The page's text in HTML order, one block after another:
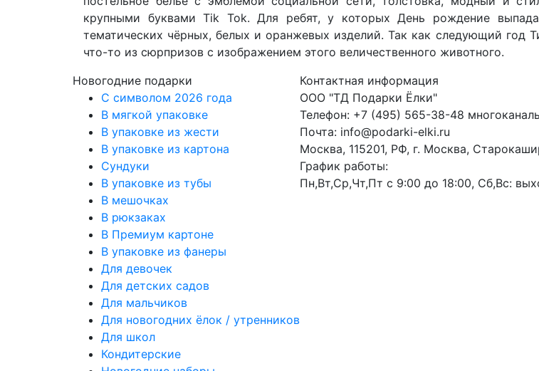
крупными буквами Tik Tok. Для ребят, у которых День рождение
тематических чёрных, белых и оранжевых изделий. Так как следующий год
что-то из сюрпризов с изображением этого величественного животного.
Новогодние подарки
C символом 2026 года
В мягкой упаковке
В упаковке из жести
В упаковке из картона
Сундуки
В упаковке из тубы
В мешочках
В рюкзаках
В Премиум картоне
В упаковке из фанеры
Для девочек
Для детских садов
Для мальчиков
Для новогодних ёлок / утренников
Для школ
Кондитерские
Контактная информация
ООО "ТД Подарки Ёлки"
Телефон: +7 (495) 565-38-48
Почта: info@podarki-elki.ru
Москва, 115201, РФ, г. Москва,
График работы:
Пн,Вт,Ср,Чт,Пт с 9:00 до 18:00, Сб,Вс: